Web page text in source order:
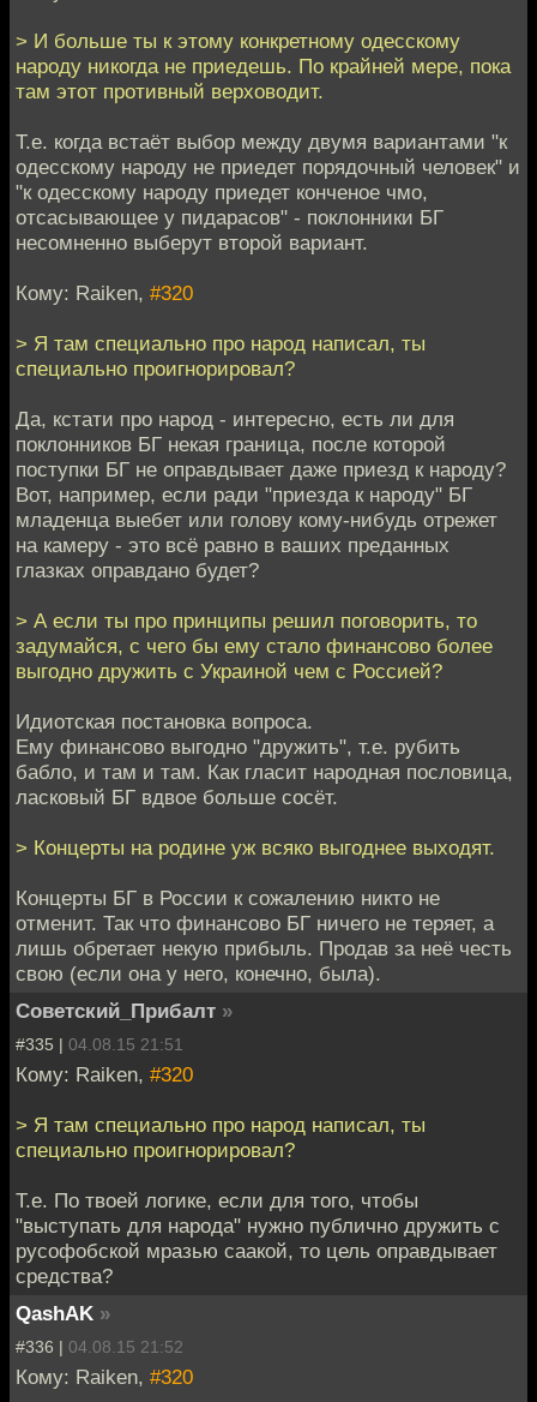
> И больше ты к этому конкретному одесскому
народу никогда не приедешь. По крайней мере, пока
там этот противный верховодит.
Т.е. когда встаёт выбор между двумя вариантами "к
одесскому народу не приедет порядочный человек" и
"к одесскому народу приедет конченое чмо,
отсасывающее у пидарасов" - поклонники БГ
несомненно выберут второй вариант.
Кому: Raiken, #320
> Я там специально про народ написал, ты
специально проигнорировал?
Да, кстати про народ - интересно, есть ли для
поклонников БГ некая граница, после которой
поступки БГ не оправдывает даже приезд к народу?
Вот, например, если ради "приезда к народу" БГ
младенца выебет или голову кому-нибудь отрежет
на камеру - это всё равно в ваших преданных
глазках оправдано будет?
> А если ты про принципы решил поговорить, то
задумайся, с чего бы ему стало финансово более
выгодно дружить с Украиной чем с Россией?
Идиотская постановка вопроса.
Ему финансово выгодно "дружить", т.е. рубить
бабло, и там и там. Как гласит народная пословица,
ласковый БГ вдвое больше сосёт.
> Концерты на родине уж всяко выгоднее выходят.
Концерты БГ в России к сожалению никто не
отменит. Так что финансово БГ ничего не теряет, а
лишь обретает некую прибыль. Продав за неё честь
свою (если она у него, конечно, была).
Советский_Прибалт »
#335 | 04.08.15 21:51
Кому: Raiken, #320
> Я там специально про народ написал, ты
специально проигнорировал?
Т.е. По твоей логике, если для того, чтобы
"выступать для народа" нужно публично дружить с
русофобской мразью саакой, то цель оправдывает
средства?
QashAK »
#336 | 04.08.15 21:52
Кому: Raiken, #320